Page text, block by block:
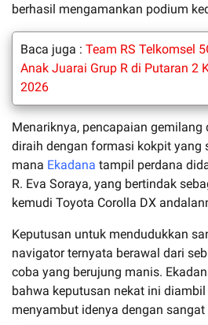
berhasil mengamankan podium
Baca juga : Team RS Telkomsel
Anak Juarai Grup R di Putaran 2
2026
Menariknya, pencapaian
diraih dengan formasi kokpit yang
mana Ekadana tampil perdana
R. Eva Soraya, yang bertindak
kemudi Toyota Corolla DX
Keputusan untuk mendudukkan
navigator ternyata berawal dari
coba yang berujung manis.
bahwa keputusan nekat ini
menyambut idenya dengan